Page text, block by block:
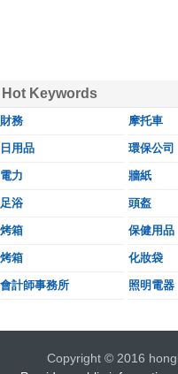
Hot Keywords
財務 摩托車
日用品 環保公司
電力 牆紙
足浴 頭盔
烤箱 保健用品
烤箱 化妝袋
會計師事務所 照明電器
Copyright © 2016